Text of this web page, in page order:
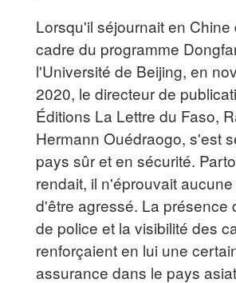
Lorsqu'il séjournait en Chine
cadre du programme
l'Université de Beijing, en
2020, le directeur de
Éditions La Lettre du Faso,
Hermann Ouédraogo, s'est
pays sûr et en sécurité.
rendait, il n'éprouvait
d'être agressé. La présence
de police et la visibilité des
renforçaient en lui une
assurance dans le pays